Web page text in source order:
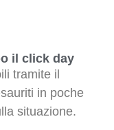
il click day
tramite il
in poche
situazione.